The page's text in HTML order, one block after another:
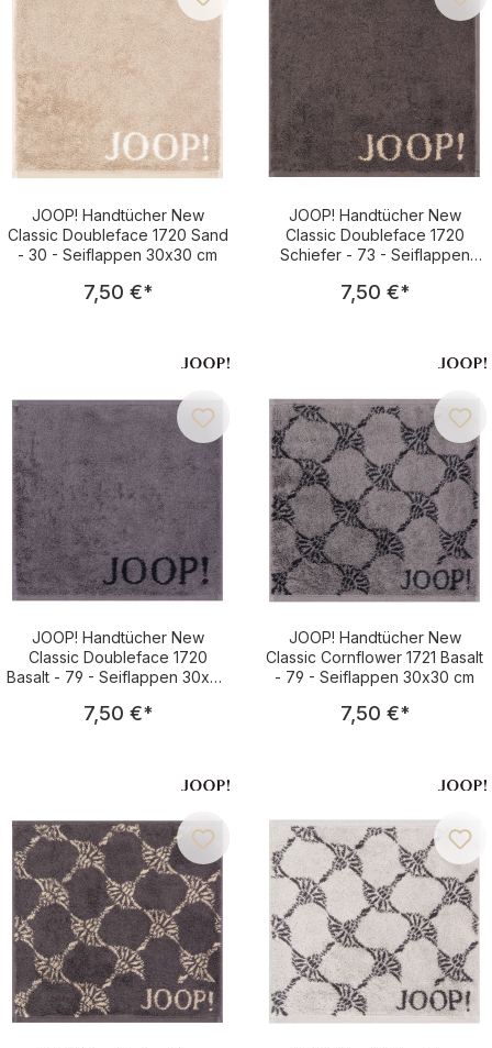
JOOP! Handtücher New
Classic Doubleface 1720 Sand
- 30 - Seiflappen 30x30 cm
Regulärer Preis:
7,50 €*
JOOP! Handtücher New
Classic Doubleface 1720
Schiefer - 73 - Seiflappen
Regulärer
7,50 €*
JOOP! Handtücher New
Classic Doubleface 1720
Basalt - 79 - Seiflappen 30x30
Regulärer Preis:
7,50 €*
JOOP! Handtücher New
Classic Cornflower 1721 Basalt
- 79 - Seiflappen 30x30 cm
Regulärer
7,50 €*